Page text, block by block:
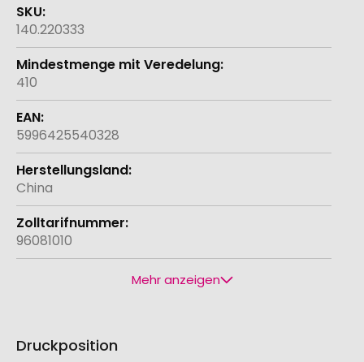
140.220333
410
5996425540328
China
96081010
Mehr anzeigen
Druckposition